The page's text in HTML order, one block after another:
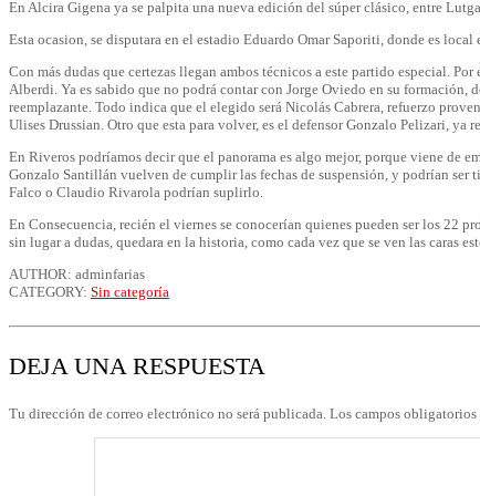
En Alcira Gigena ya se palpita una nueva edición del súper clásico, entre
Esta ocasion, se disputara en el estadio Eduardo Omar Saporiti, donde es
Con más dudas que certezas llegan ambos técnicos a este partido especial.
Alberdi. Ya es sabido que no podrá contar con Jorge Oviedo en su formación,
reemplazante. Todo indica que el elegido será Nicolás Cabrera, refuerzo
Ulises Drussian. Otro que esta para volver, es el defensor Gonzalo Pelizari, ya
En Riveros podríamos decir que el panorama es algo mejor, porque viene de
Gonzalo Santillán vuelven de cumplir las fechas de suspensión, y podrían
Falco o Claudio Rivarola podrían suplirlo.
En Consecuencia, recién el viernes se conocerían quienes pueden ser los 22
sin lugar a dudas, quedara en la historia, como cada vez que se ven las caras
AUTHOR: adminfarias
CATEGORY: Sin categoría
DEJA UNA RESPUESTA
Tu dirección de correo electrónico no será publicada. Los campos obligatorios